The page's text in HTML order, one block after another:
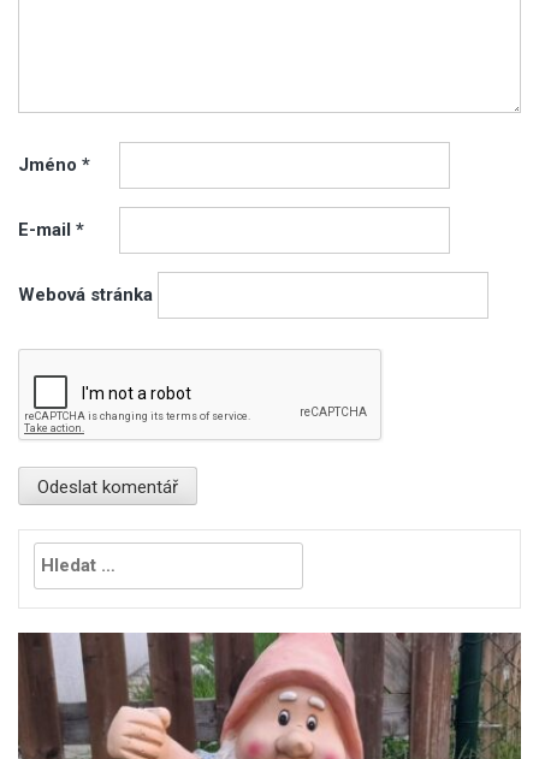
Jméno *
E-mail *
Webová stránka
Vyhledávání